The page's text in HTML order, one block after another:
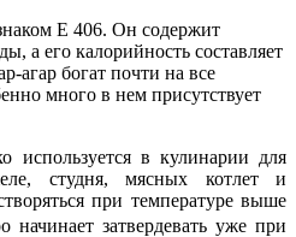
E 406. Он содержит
а его калорийность составляет
агар богат почти на все
много в нем присутствует
используется в кулинарии для
студня, мясных котлет и
при температуре выше
затвердевать уже при